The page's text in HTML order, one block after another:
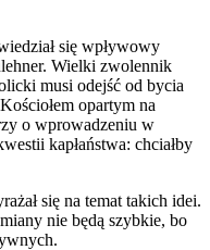
się wpływowy
Wielki zwolennik
musi odejść od bycia
opartym na
o wprowadzeniu w
kapłaństwa: chciałby
się na temat takich idei.
nie będą szybkie, bo